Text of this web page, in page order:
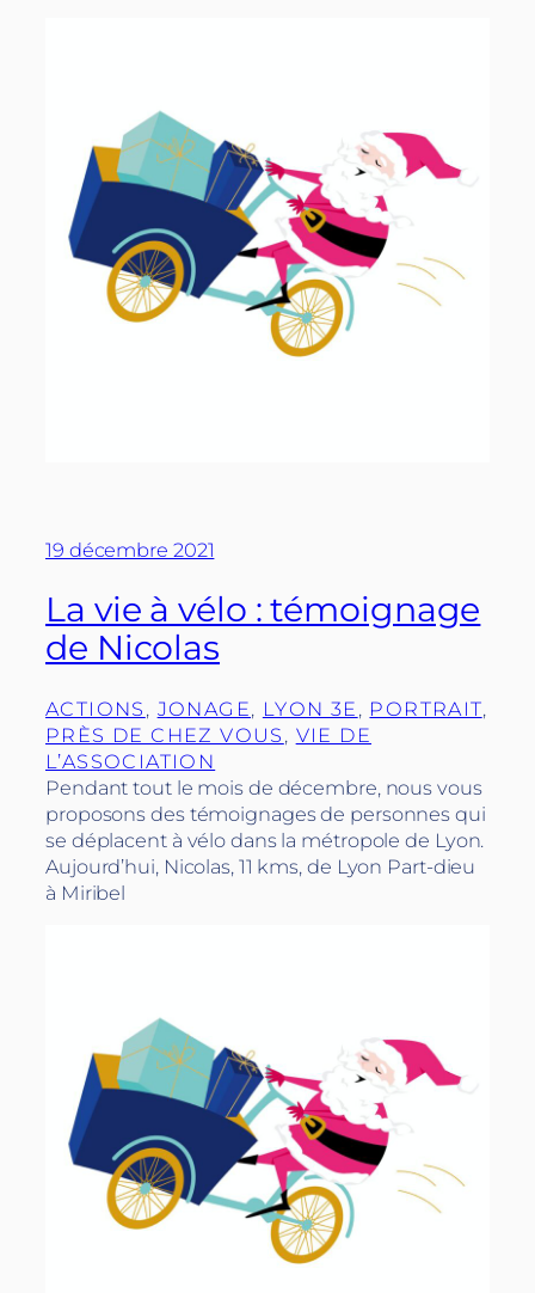
19 décembre 2021
La vie à vélo : témoignage
de Nicolas
ACTIONS , JONAGE, LYON 3E , PORTRAIT
PRÈS DE CHEZ VOUS , VIE DE
L’ASSOCIATION
Pendant tout le mois de décembre, nous vous
proposons des témoignages de personnes qui
se déplacent à vélo dans la métropole de Lyon.
Aujourd’hui, Nicolas, 11 kms, de Lyon Part-dieu
à Miribel